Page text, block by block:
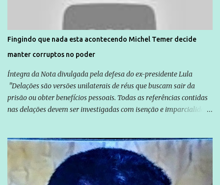
são vítimas de violência, estão em situação de risco ou têm seus
direitos violados. Leia mais: Anistia Internacional cobra do Brasil
solução do caso Amarildo - Terra Brasil
Fingindo que nada esta acontecendo Michel Temer decide
manter corruptos no poder
Íntegra da Nota divulgada pela defesa do ex-presidente Lula
"Delações são versões unilaterais de réus que buscam sair da
prisão ou obter benefícios pessoais. Todas as referências contidas
nas delações devem ser investigadas com isenção e imparcialidade
Globo manteve com o Grupo Odebrecht, citada na delação de
Emílio Odebrecht. Lula sempre atuou para promover o Brasil no
exterior, e não para promover determinadas empresas ou
empresários" Assina a nota o advogado Cristiano Zanin Martins